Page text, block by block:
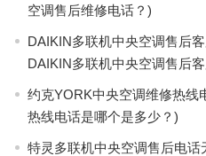
空调售后维修电话？)
DAIKIN多联机中央空调售后
DAIKIN多联机中央空调售后
约克YORK中央空调维修热线
热线电话是哪个是多少？)
特灵多联机中央空调售后电